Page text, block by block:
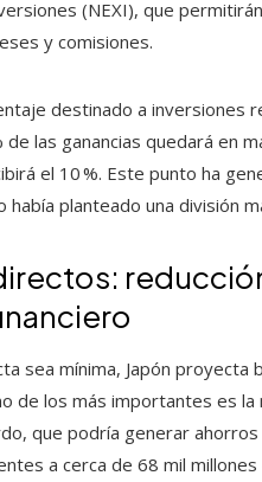
(NEXI), que
y comisiones.
destinado a inversiones
las ganancias quedará en
el 10 %. Este punto ha
había planteado una división
sea mínima, Japón proyecta
de los más importantes es la
que podría generar
a cerca de 68 mil